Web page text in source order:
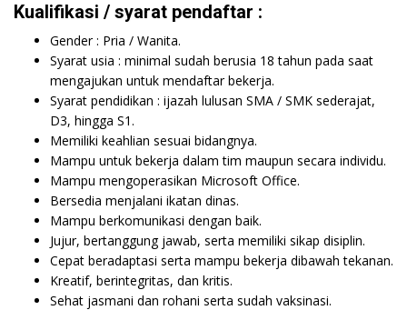
Kualifikasi / syarat pendaftar :
Gender : Pria / Wanita.
Syarat usia : minimal sudah berusia 18 tahun pada saat
mengajukan untuk mendaftar bekerja.
Syarat pendidikan : ijazah lulusan SMA / SMK sederajat,
D3, hingga S1.
Memiliki keahlian sesuai bidangnya.
Mampu untuk bekerja dalam tim maupun secara individu.
Mampu mengoperasikan Microsoft Office.
Bersedia menjalani ikatan dinas.
Mampu berkomunikasi dengan baik.
Jujur, bertanggung jawab, serta memiliki sikap disiplin.
Cepat beradaptasi serta mampu bekerja dibawah tekanan.
Kreatif, berintegritas, dan kritis.
Sehat jasmani dan rohani serta sudah vaksinasi.